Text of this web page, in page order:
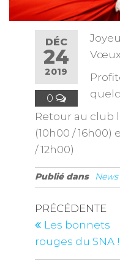
DÉC
24
2019
0
Vœux
Retour au club
(10h00 /
/ 12h00)
Publié dans News
PRÉCÉDENTE
Les bonnets
rouges du SNA !